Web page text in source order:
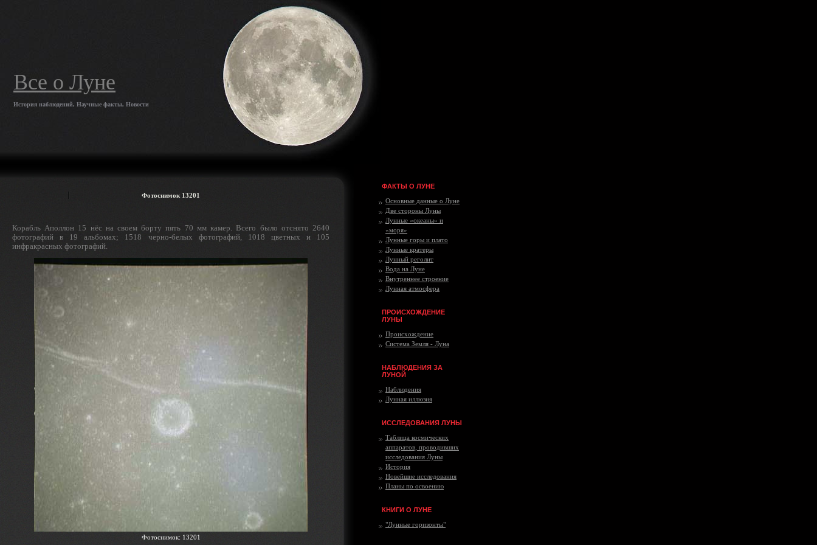
Все о Луне
История наблюдений, Научные факты, Новости
Фотоснимок 13201
Корабль Аполлон 15 нёс на своем борту пять 70 мм камер. Всего было отснято 2640
фотографий в 19 альбомах; 1518 черно-белых фотографий, 1018 цветных и 105
инфракрасных фотографий.
Фотоснимок: 13201
ФАКТЫ О ЛУНЕ
Основные данные о Луне
Две стороны Луны
Лунные «океаны» и
«моря»
Лунные горы и плато
Лунные кратеры
Лунный реголит
Вода на Луне
Внутреннее строение
Лунная атмосфера
ПРОИСХОЖДЕНИЕ
ЛУНЫ
Происхождение
Система Земля - Луна
НАБЛЮДЕНИЯ ЗА
ЛУНОЙ
Наблюдения
Лунная иллюзия
ИССЛЕДОВАНИЯ ЛУНЫ
Таблица космических
аппаратов, проводивших
исследования Луны
История
Новейшие исследования
Планы по освоению
КНИГИ О ЛУНЕ
"Лунные горизонты"